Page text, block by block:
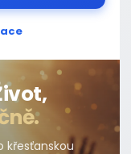
křesťanskou